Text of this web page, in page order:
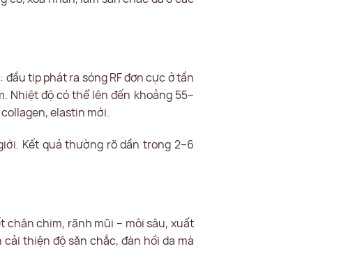
tip phát ra sóng RF đơn cực ở tần
Nhiệt độ có thể lên đến khoảng 55–
elastin mới.
Kết quả thường rõ dần trong 2–6
chân chim, rãnh mũi – môi sâu, xuất
thiện độ săn chắc, đàn hồi da mà